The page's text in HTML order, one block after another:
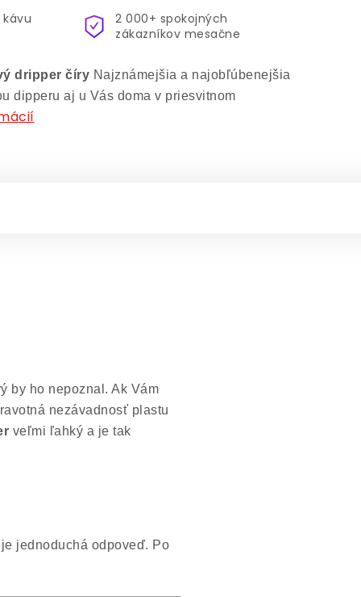
dripper číry Najznámejšia a najobľúbenejšia
dipperu aj u Vás doma v priesvitnom
2 000+ spokojných
zákazníkov mesačne
by ho nepoznal. Ak Vám
nezávadnosť plastu
veľmi ľahký a je tak
jednoduchá odpoveď. Po